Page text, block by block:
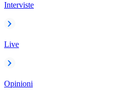
Interviste
Live
Opinioni